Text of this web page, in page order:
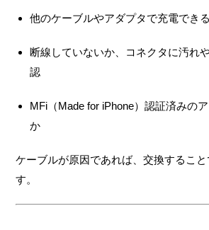
他のケーブルやアダプタで充電でき
断線していないか、コネクタに汚れ
認
MFi（Made for iPhone）認証済みの
か
ケーブルが原因であれば、交換するこ
す。